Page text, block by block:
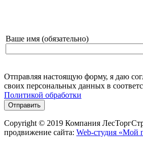
Ваше имя (обязательно)
Отправляя настоящую форму, я даю
своих персональных данных в
Политикой обработки
Copyright © 2019 Компания
продвижение сайта: Web-студия «Мой